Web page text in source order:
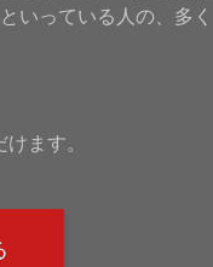
いっている人の、多く
ます。